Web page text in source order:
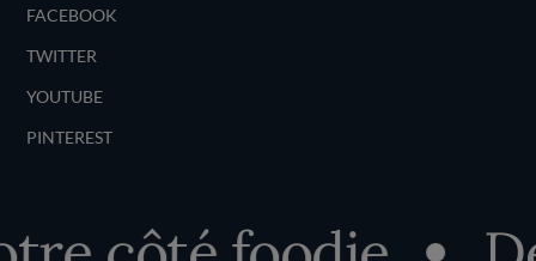
FACEBOOK
TWITTER
YOUTUBE
PINTEREST